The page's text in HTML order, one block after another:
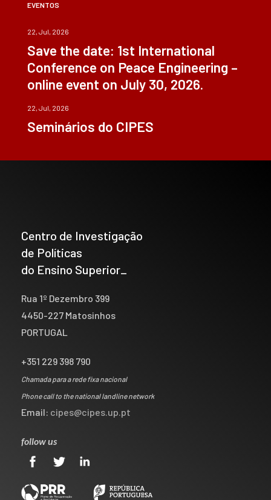
EVENTOS
22, Jul, 2026
Save the date: 1st International
Conference on Peace Engineering –
online event on July 30, 2026.
22, Jul, 2026
Seminários do CIPES
Centro de Investigação
de Políticas
do Ensino Superior_
Rua 1º Dezembro 399
4450-227 Matosinhos
PORTUGAL
+351 229 398 790
Chamada para a rede fixa nacional
Phone call to the national landline network
Email: cipes@cipes.up.pt
follow us